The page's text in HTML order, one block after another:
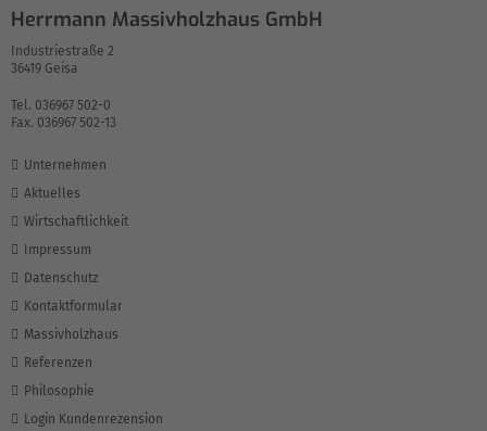
Herrmann Massivholzhaus GmbH
Industriestraße 2
36419 Geisa
Tel. 036967 502-0
Fax. 036967 502-13
Unternehmen
Aktuelles
Wirtschaftlichkeit
Impressum
Datenschutz
Kontaktformular
Massivholzhaus
Referenzen
Philosophie
Login Kundenrezension